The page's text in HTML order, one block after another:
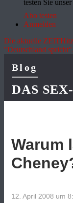
testen Sie
Abo testen
Anmelden
Die aktuelle ZEIT
"Deutschland spricht"
Blog
DAS
Warum
12. April 2008 um